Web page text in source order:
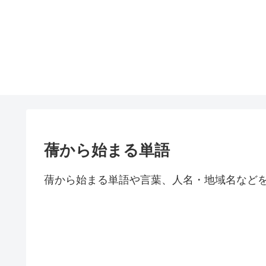
蒨から始まる単語
蒨から始まる単語や言葉、人名・地域名など